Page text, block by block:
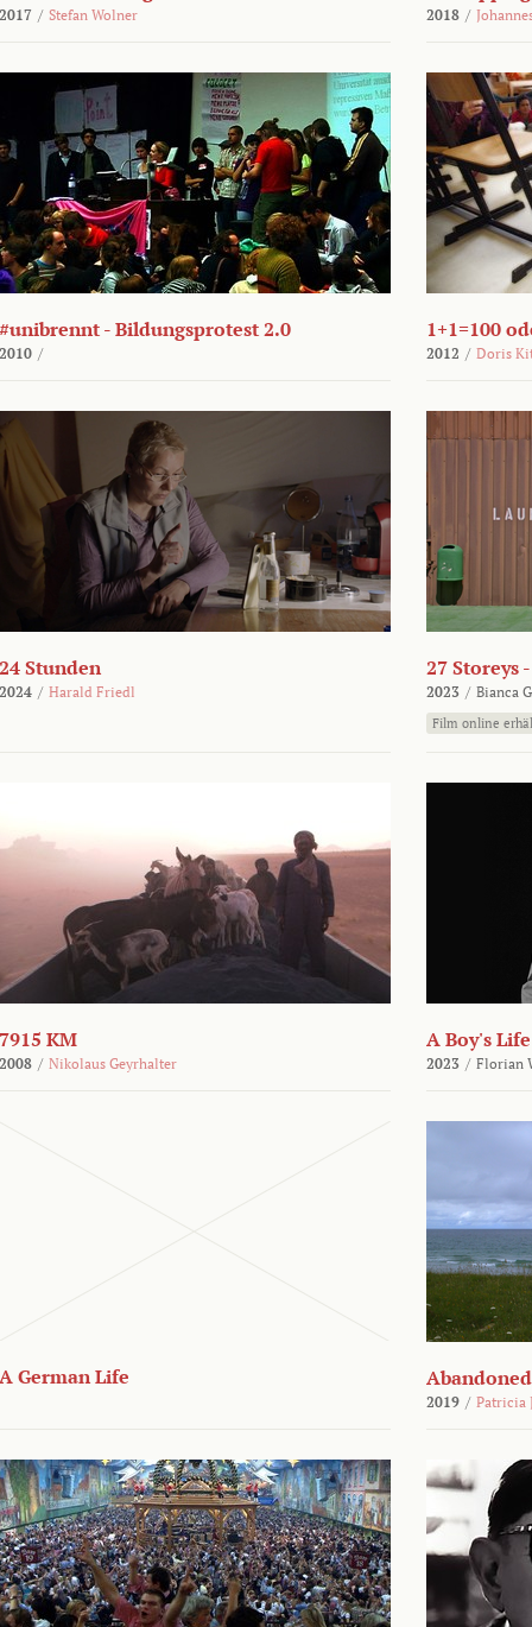
2017 / Stefan Wolner 2018 /
#unibrennt - Bildungsprotest 2.0
2010 /
1+1=100
2012 / Doris
24 Stunden
2024 / Harald Friedl
27 Storeys
2023 / Bianca
Film online
7915 KM
2008 / Nikolaus Geyrhalter
A Boy's Life
2023 / Florian
A German Life Abandoned
2019 / Patricia